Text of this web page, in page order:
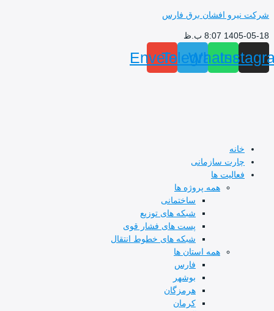
پرش
محتوا
شرکت نیرو افشان برق فارس
1405-05-18 8:07 ب.ظ
Whatsapp
Telegram
Envelope
خانه
چارت سازمانی
فعالیت ها
همه پروژه ها
ساختمانی
شبکه های توزیع
پست های فشار قوی
شبکه های خطوط انتقال
همه استان ها
فارس
بوشهر
هرمزگان
کرمان